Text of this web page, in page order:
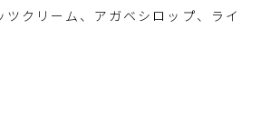
ツクリーム、アガベシロップ、ライ